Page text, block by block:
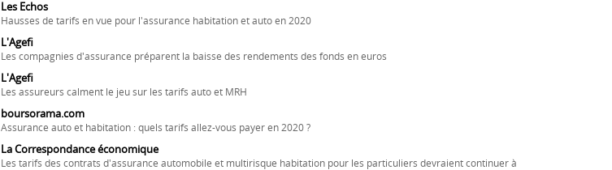
Les Echos
Hausses de tarifs en vue pour l'assurance habitation et auto en 2020
L'Agefi
Les compagnies d'assurance préparent la baisse des rendements des fonds en euros
L'Agefi
Les assureurs calment le jeu sur les tarifs auto et MRH
boursorama.com
Assurance auto et habitation : quels tarifs allez-vous payer en 2020 ?
La Correspondance économique
Les tarifs des contrats d'assurance automobile et multirisque habitation pour les particuliers devraient continuer à